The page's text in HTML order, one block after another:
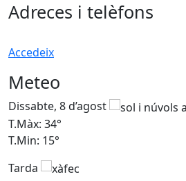
Adreces i telèfons
Accedeix
Meteo
Dissabte, 8 d’agost
T.Màx: 34°
T.Min: 15°
Tarda